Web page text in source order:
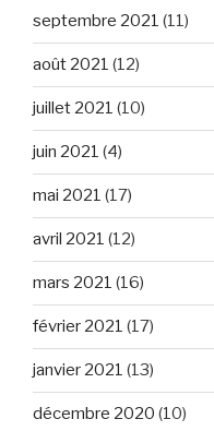
septembre 2021 (11)
août 2021 (12)
juillet 2021 (10)
juin 2021 (4)
mai 2021 (17)
avril 2021 (12)
mars 2021 (16)
février 2021 (17)
janvier 2021 (13)
décembre 2020 (10)